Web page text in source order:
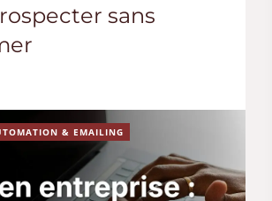
sans
& EMAILING